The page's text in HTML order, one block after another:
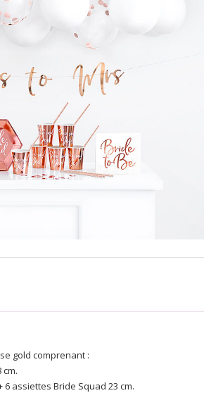
gold comprenant :
6 assiettes Bride Squad 23 cm.